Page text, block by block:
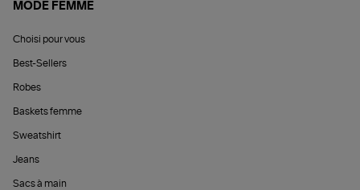
MODE FEMME
Choisi pour vous
Best-Sellers
Robes
Baskets femme
Sweatshirt
Jeans
Sacs à main